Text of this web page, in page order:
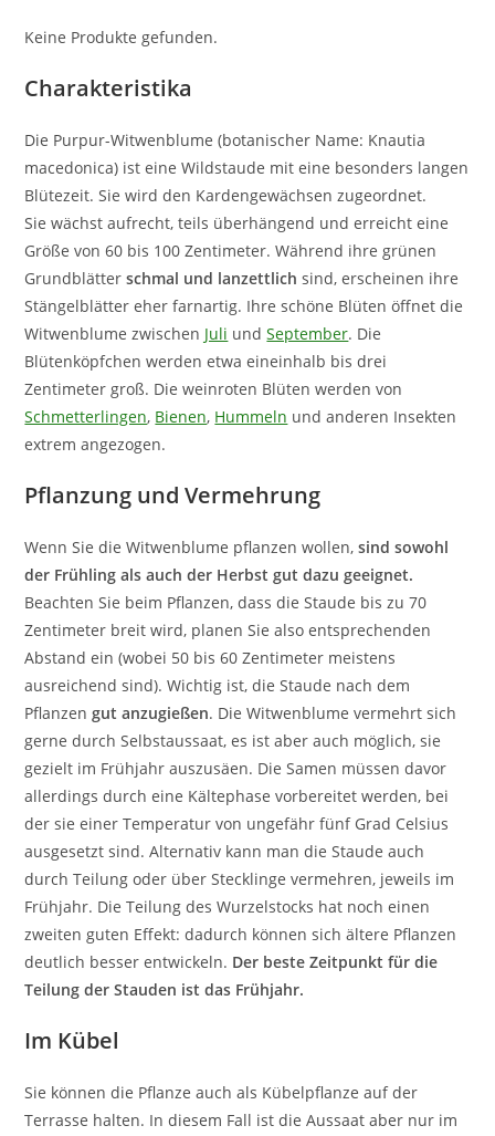
Keine Produkte gefunden.
Charakteristika
Die Purpur-Witwenblume (botanischer Name: Knautia
macedonica) ist eine Wildstaude mit eine besonders langen
Blütezeit. Sie wird den Kardengewächsen zugeordnet.
Sie wächst aufrecht, teils überhängend und erreicht eine
Größe von 60 bis 100 Zentimeter. Während ihre grünen
Grundblätterschmal und lanzettlich sind, erscheinen ihre
Stängelblätter eher farnartig. Ihre schöne Blüten öffnet die
Witwenblume zwischen Juli undSeptember. Die
Blütenköpfchen werden etwa eineinhalb bis drei
Zentimeter groß. Die weinroten Blüten werden von
Schmetterlingen, Bienen, Hummeln und anderen Insekten
extrem angezogen.
Pflanzung und Vermehrung
Wenn Sie die Witwenblume pflanzen wollen,sind sowohl
der Frühling als auch der Herbst gut dazu geeignet.
Beachten Sie beim Pflanzen, dass die Staude bis zu 70
Zentimeter breit wird, planen Sie also entsprechenden
Abstand ein (wobei 50 bis 60 Zentimeter meistens
ausreichend sind). Wichtig ist, die Staude nach dem
Pflanzengut anzugießen. Die Witwenblume vermehrt sich
gerne durch Selbstaussaat, es ist aber auch möglich, sie
gezielt im Frühjahr auszusäen. Die Samen müssen davor
allerdings durch eine Kältephase vorbereitet werden, bei
der sie einer Temperatur von ungefähr fünf Grad Celsius
ausgesetzt sind. Alternativ kann man die Staude auch
durch Teilung oder über Stecklinge vermehren, jeweils im
Frühjahr. Die Teilung des Wurzelstocks hat noch einen
zweiten guten Effekt: dadurch können sich ältere Pflanzen
deutlich besser entwickeln. Der beste Zeitpunkt für die
Teilung der Stauden ist das Frühjahr.
Im Kübel
Sie können die Pflanze auch als Kübelpflanze auf der
Terrasse halten. In diesem Fall ist die Aussaat aber nur im